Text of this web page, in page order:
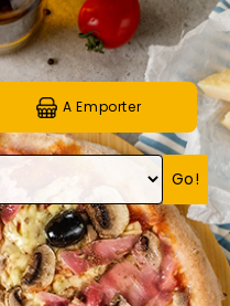
A Emporter
Go!